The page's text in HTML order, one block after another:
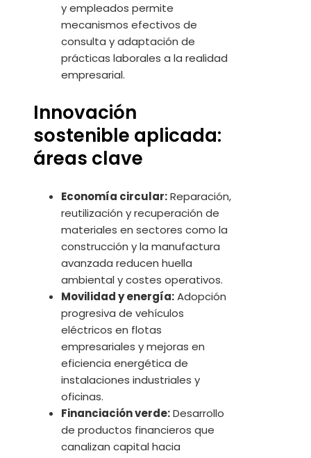
y empleados permite
mecanismos efectivos de
consulta y adaptación de
prácticas laborales a la realidad
empresarial.
Innovación
sostenible aplicada:
áreas clave
Economía circular:Reparación,
reutilización y recuperación de
materiales en sectores como la
construcción y la manufactura
avanzada reducen huella
ambiental y costes operativos.
Movilidad y energía:Adopción
progresiva de vehículos
eléctricos en flotas
empresariales y mejoras en
eficiencia energética de
instalaciones industriales y
oficinas.
Financiación verde:Desarrollo
de productos financieros que
canalizan capital hacia